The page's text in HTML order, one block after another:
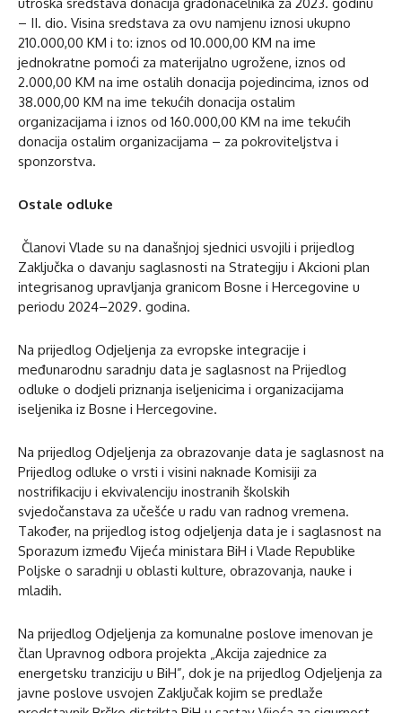
– II. dio. Visina sredstava za ovu namjenu iznosi ukupno
210.000,00 KM i to: iznos od 10.000,00 KM na ime
jednokratne pomoći za materijalno ugrožene, iznos od
2.000,00 KM na ime ostalih donacija pojedincima, iznos od
38.000,00 KM na ime tekućih donacija ostalim
organizacijama i iznos od 160.000,00 KM na ime tekućih
donacija ostalim organizacijama – za pokroviteljstva i
sponzorstva.
Ostale odluke
Članovi Vlade su na današnjoj sjednici usvojili i prijedlog
Zaključka o davanju saglasnosti na Strategiju i Akcioni plan
integrisanog upravljanja granicom Bosne i Hercegovine u
periodu 2024–2029. godina.
Na prijedlog Odjeljenja za evropske integracije i
međunarodnu saradnju data je saglasnost na Prijedlog
odluke o dodjeli priznanja iseljenicima i organizacijama
iseljenika iz Bosne i Hercegovine.
Na prijedlog Odjeljenja za obrazovanje data je saglasnost na
Prijedlog odluke o vrsti i visini naknade Komisiji za
nostrifikaciju i ekvivalenciju inostranih školskih
svjedočanstava za učešće u radu van radnog vremena.
Također, na prijedlog istog odjeljenja data je i saglasnost na
Sporazum između Vijeća ministara BiH i Vlade Republike
Poljske o saradnji u oblasti kulture, obrazovanja, nauke i
mladih.
Na prijedlog Odjeljenja za komunalne poslove imenovan je
član Upravnog odbora projekta „Akcija zajednice za
energetsku tranziciju u BiH”, dok je na prijedlog Odjeljenja za
javne poslove usvojen Zaključak kojim se predlaže